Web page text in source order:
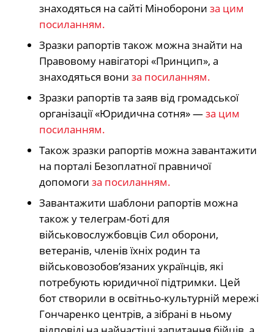
знаходяться на сайті Міноборони за цим
посиланням.
Зразки рапортів також можна знайти на
Правовому навігаторі «Принцип», а
знаходяться вони за посиланням.
Зразки рапортів та заяв від громадської
організації «Юридична сотня» —за цим
посиланням.
Також зразки рапортів можна завантажити
на порталі Безоплатної правничої
допомоги за посиланням.
Завантажити шаблони рапортів можна
також у телеграм-боті для
військовослужбовців Сил оборони,
ветеранів, членів їхніх родин та
військовозобов’язаних українців, які
потребують юридичної підтримки. Цей
бот створили в освітньо-культурній мережі
Гончаренко центрів, а зібрані в ньому